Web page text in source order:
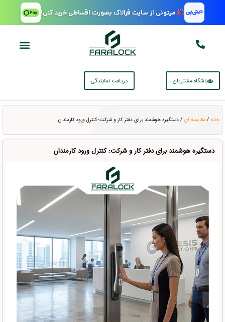
میتونی از سایت فرالاک بصورت اقساطی خرید کنی!
باشگاه مشتریان دریافت نمایندگی
خانه / مقایسه ای / دستگیره هوشمند برای دفتر کار و شرکت؛ کنترل ورود کارمندان
دستگیره هوشمند برای دفتر کار و شرکت؛ کنترل ورود کارمندان